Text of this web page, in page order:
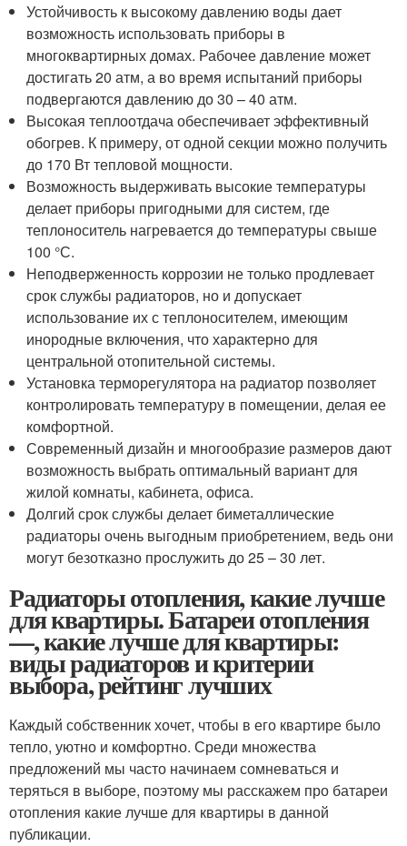
Устойчивость к высокому давлению воды дает
возможность использовать приборы в
многоквартирных домах. Рабочее давление может
достигать 20 атм, а во время испытаний приборы
подвергаются давлению до 30 – 40 атм.
Высокая теплоотдача обеспечивает эффективный
обогрев. К примеру, от одной секции можно получить
до 170 Вт тепловой мощности.
Возможность выдерживать высокие температуры
делает приборы пригодными для систем, где
теплоноситель нагревается до температуры свыше
100 °С.
Неподверженность коррозии не только продлевает
срок службы радиаторов, но и допускает
использование их с теплоносителем, имеющим
инородные включения, что характерно для
центральной отопительной системы.
Установка терморегулятора на радиатор позволяет
контролировать температуру в помещении, делая ее
комфортной.
Современный дизайн и многообразие размеров дают
возможность выбрать оптимальный вариант для
жилой комнаты, кабинета, офиса.
Долгий срок службы делает биметаллические
радиаторы очень выгодным приобретением, ведь они
могут безотказно прослужить до 25 – 30 лет.
Радиаторы отопления, какие лучше
для квартиры. Батареи отопления
—, какие лучше для квартиры:
виды радиаторов и критерии
выбора, рейтинг лучших
Каждый собственник хочет, чтобы в его квартире было
тепло, уютно и комфортно. Среди множества
предложений мы часто начинаем сомневаться и
теряться в выборе, поэтому мы расскажем про батареи
отопления какие лучше для квартиры в данной
публикации.